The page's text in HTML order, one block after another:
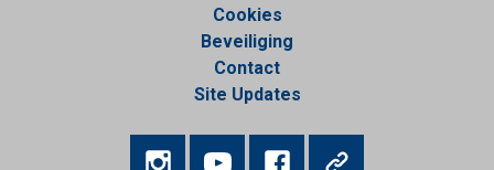
Cookies
Beveiliging
Contact
Site Updates